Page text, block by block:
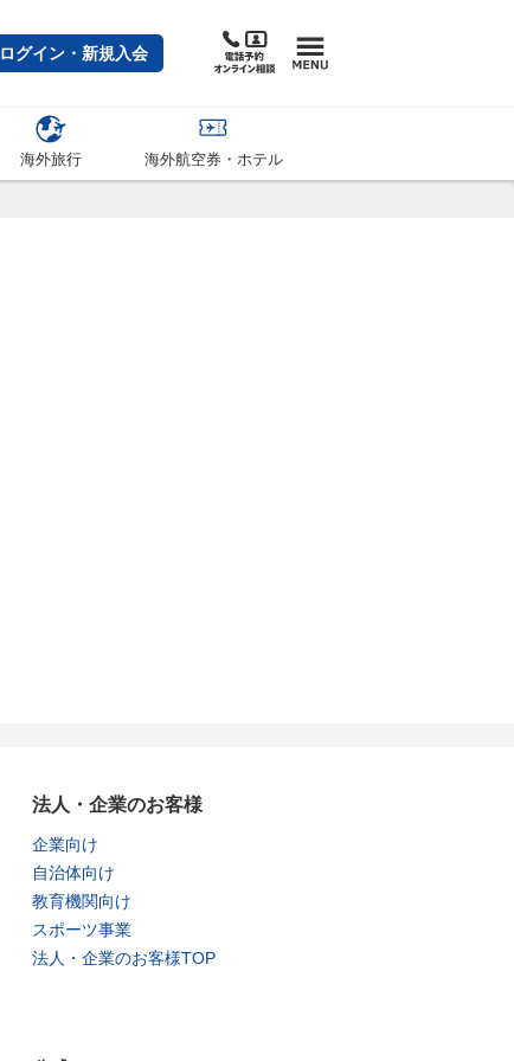
ログイン・新規入会
海外旅行 海外航空券・ホテル
法人・企業のお客様
企業向け
自治体向け
教育機関向け
スポーツ事業
法人・企業のお客様TOP